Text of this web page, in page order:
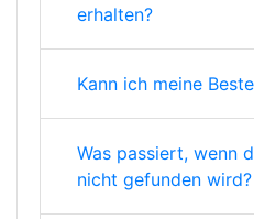
erhalten?
Kann ich meine
Was passiert, wenn
nicht gefunden wird?